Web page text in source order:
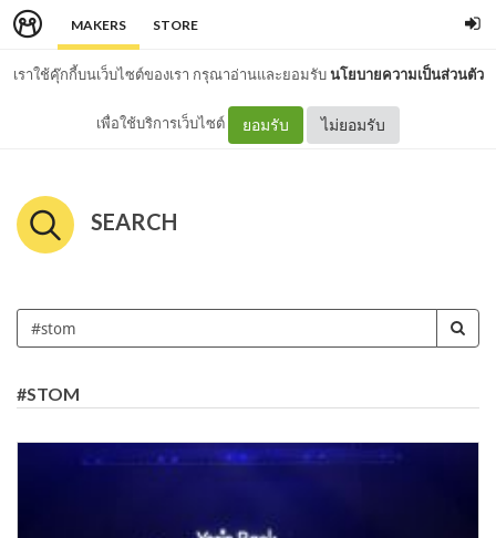
MAKERS STORE
เราใช้คุ๊กกี้บนเว็บไซต์ของเรา กรุณาอ่านและยอมรับนโยบายความเป็นส่วนตัว
เพื่อใช้บริการเว็บไซต์ ยอมรับ ไม่ยอมรับ
SEARCH
#STOM